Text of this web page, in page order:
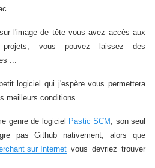
l'image de tête vous avez accès aux
projets, vous pouvez laissez des
...
logiciel qui j'espère vous permettera
meilleurs conditions.
genre de logiciel Pastic SCM , son seul
pas Github nativement, alors que
sur Internet vous devriez trouver